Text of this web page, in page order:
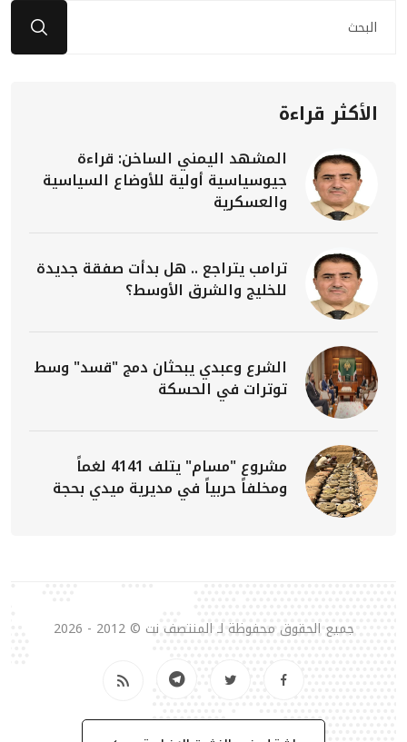
الأكثر قراءة
المشهد اليمني الساخن: قراءة
جيوسياسية أولية للأوضاع السياسية
والعسكرية
ترامب يتراجع .. هل بدأت صفقة جديدة
للخليج والشرق الأوسط؟
الشرع وعبدي يبحثان دمج "قسد" وسط
توترات في الحسكة
مشروع "مسام" يتلف 4141 لغماً
ومخلفاً حربياً في مديرية ميدي بحجة
جميع الحقوق محفوظة لـ المنتصف نت © 2012 - 2026